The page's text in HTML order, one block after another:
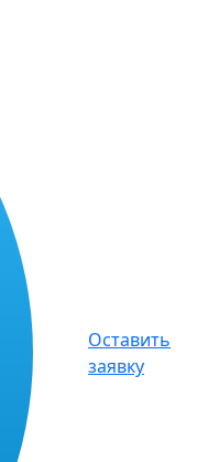
Оставить
заявку